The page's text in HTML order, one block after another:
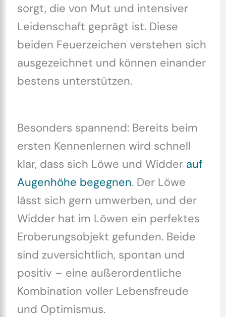
sorgt, die von Mut und intensiver
Leidenschaft geprägt ist. Diese
beiden Feuerzeichen verstehen sich
ausgezeichnet und können einander
bestens unterstützen.
Besonders spannend: Bereits beim
ersten Kennenlernen wird schnell
klar, dass sich Löwe und Widder auf
Augenhöhe begegnen. Der Löwe
lässt sich gern umwerben, und der
Widder hat im Löwen ein perfektes
Eroberungsobjekt gefunden. Beide
sind zuversichtlich, spontan und
positiv – eine außerordentliche
Kombination voller Lebensfreude
und Optimismus.